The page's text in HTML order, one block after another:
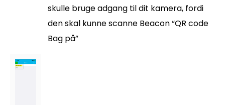
skulle bruge adgang til dit kamera, fordi
den skal kunne scanne Beacon “QR code
Bag på”